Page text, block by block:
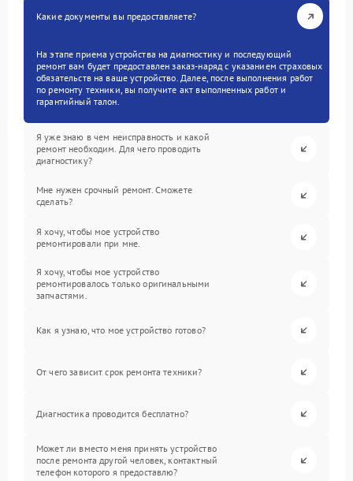
Какие документы вы предоставляете?
На этапе приема устройства на диагностику и последующий
ремонт вам будет предоставлен заказ-наряд с указанием страховых
обязательств на ваше устройство. Далее, после выполнения работ
по ремонту техники, вы получите акт выполненных работ и
гарантийный талон.
Я уже знаю в чем неисправность и какой
ремонт необходим. Для чего проводить
диагностику?
Мне нужен срочный ремонт. Сможете
сделать?
Я хочу, чтобы мое устройство
ремонтировали при мне.
Я хочу, чтобы мое устройство
ремонтировалось только оригинальными
запчастями.
Как я узнаю, что мое устройство готово?
От чего зависит срок ремонта техники?
Диагностика проводится бесплатно?
Может ли вместо меня принять устройство
после ремонта другой человек, контактный
телефон которого я предоставлю?